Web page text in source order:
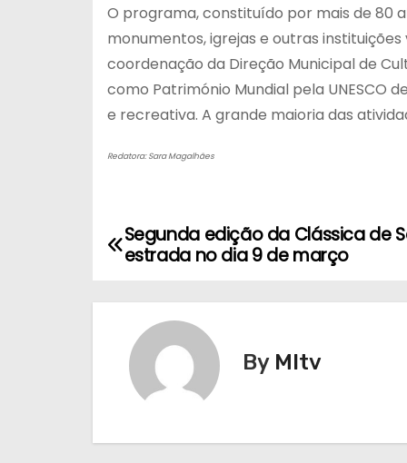
O programa, constituído por mais de 80
monumentos, igrejas e outras
coordenação da Direção Municipal de
como Património Mundial pela UNESCO
e recreativa. A grande maioria das
Redatora: Sara Magalhães
NSegunda edição da Clássica de
estrada no dia 9 de março
By MItv